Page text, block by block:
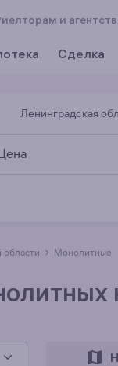
Сделка
и
Ленинградская
области › монолитные